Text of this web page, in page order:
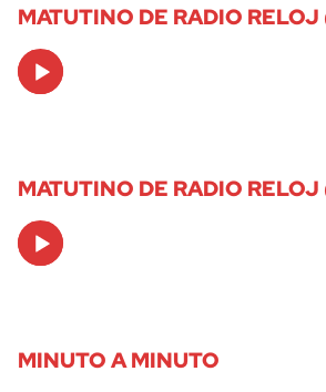
MATUTINO DE RADIO RELOJ
Audio
Player
MATUTINO DE RADIO
Audio
Player
MINUTO A MINUTO